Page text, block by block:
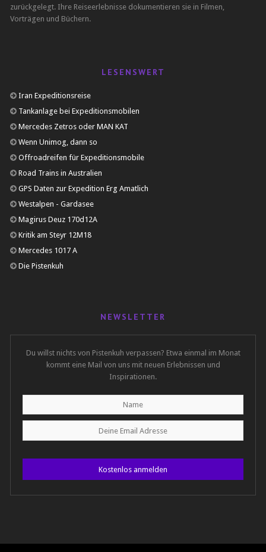
zurückgelegt. Ihre Reiseerlebnisse dokumentieren sie in Filmen,
Vorträgen und Büchern.
LESENSWERT
Iran Expeditionsreise
Tankanlage bei Expeditionsmobilen
Mercedes Zetros oder MAN KAT
Wenn Unimog, dann so
Offroadreifen für Expeditionsmobile
Road Trains in Australien
GPS Daten zur Expedition Erg Amatlich
Westalpen - Gardasee
Magirus Deuz 170d12A
Kritik am Steyr 12M18
Mercedes 1017 A
Die Pistenkuh
NEWSLETTER
Du willst nichts von Pistenkuh verpassen? Etwa einmal im Monat
kommt eine Mail von uns mit neuen Erlebnissen und
Inspirationen.
Kostenlos anmelden